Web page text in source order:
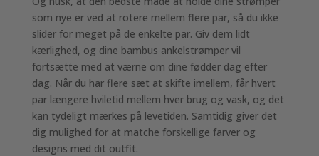
som nye er ved at rotere mellem flere par, så du ikke
slider for meget på de enkelte par. Giv dem lidt
kærlighed, og dine bambus ankelstrømper vil
fortsætte med at værne om dine fødder dag efter
dag. Når du har flere sæt at skifte imellem, får hvert
par længere hviletid mellem hver brug og vask, og det
kan tydeligt mærkes på levetiden. Samtidig giver det
dig mulighed for at matche forskellige farver og
designs med dit outfit.